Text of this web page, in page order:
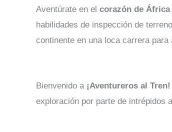
Aventúrate en el corazón de África
habilidades de inspección de
continente en una loca carrera para
Bienvenido a ¡Aventureros al
exploración por parte de intrépidos